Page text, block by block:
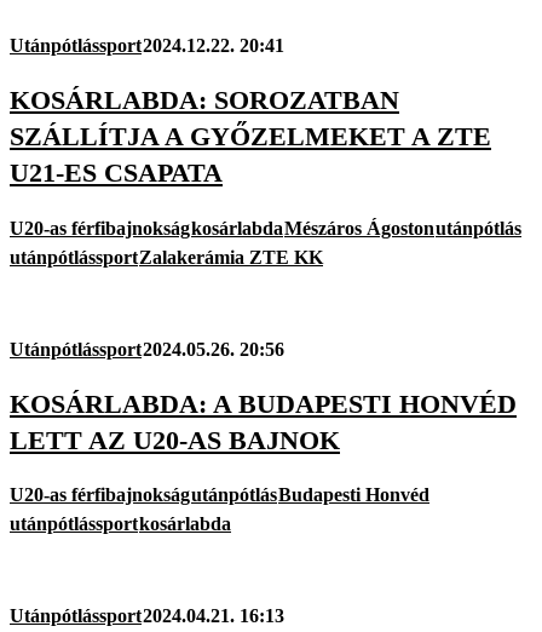
Utánpótlássport2024.12.22. 20:41
KOSÁRLABDA: SOROZATBAN
SZÁLLÍTJA A GYŐZELMEKET A ZTE
U21-ES CSAPATA
U20-as férfibajnokságkosárlabdaMészáros Ágostonutánpótlás
utánpótlássportZalakerámia ZTE KK
Utánpótlássport2024.05.26. 20:56
KOSÁRLABDA: A BUDAPESTI HONVÉD
LETT AZ U20-AS BAJNOK
U20-as férfibajnokságutánpótlásBudapesti Honvéd
utánpótlássportkosárlabda
Utánpótlássport2024.04.21. 16:13